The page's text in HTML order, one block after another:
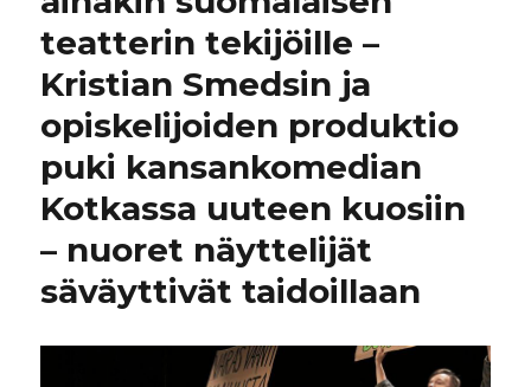
teatterin tekijöille –
Kristian Smedsin ja
opiskelijoiden produktio
puki kansankomedian
Kotkassa uuteen kuosiin
– nuoret näyttelijät
säväyttivät taidoillaan